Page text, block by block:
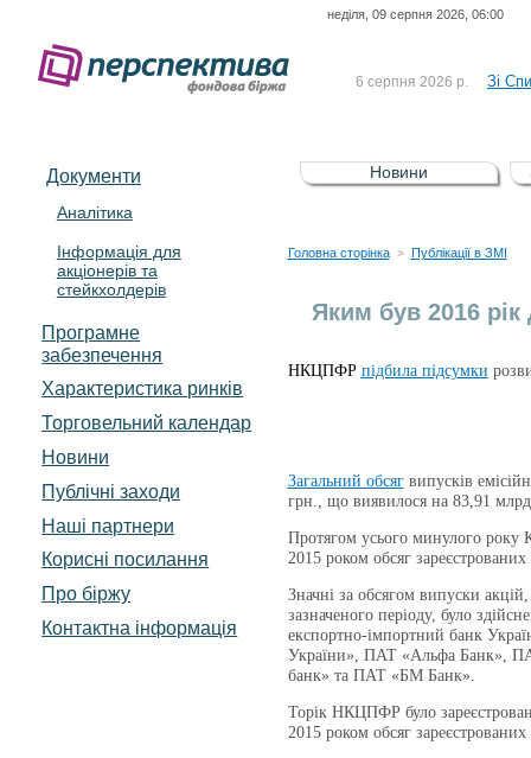
неділя, 09 серпня 2026, 06:00
6 серпня 2026 р. Зі
5 серпня 2026 р.
Зі
UA4000232607)
4 серпня 2026 р.
До
Документи
Аналітика
Інформація для
акціонерів та
стейкхолдерів
Програмне
забезпечення
Характеристика pинків
Торговельний календар
Новини
Публічні заходи
Наші партнери
Корисні посилання
Про біржу
Контактна інформація
Новини
Головна сторінка > Публікації в ЗМІ
Яким був 2016
НКЦПФР підбила підсумки
Загальний обсягвипусків
грн., що виявилося на 83,91
Протягом усього минулого року
2015 роком обсяг
Значні за обсягом випуски
зазначеного періоду, було
експортно-імпортний банк
України», ПАТ «Альфа Банк»,
банк» та ПАТ «БМ Банк».
Торік НКЦПФР було
2015 роком обсяг